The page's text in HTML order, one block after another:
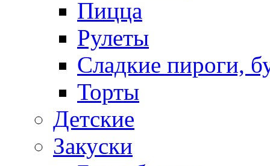
Пицца
Рулеты
Сладкие пироги,
Торты
Детские
Закуски